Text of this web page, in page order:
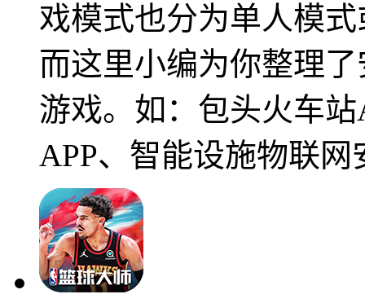
戏模式也分为单人模
而这里小编为你整理
游戏。如：包头火车
APP、智能设施物联网